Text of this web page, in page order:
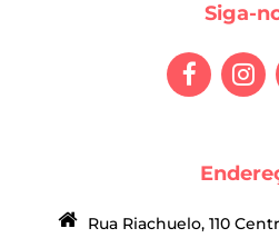
Siga-
Rua Riachuelo, 110